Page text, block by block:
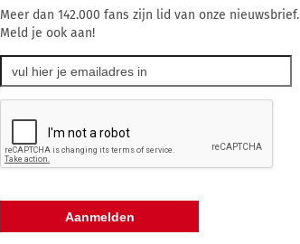
Meer dan 142.000 fans zijn lid van onze nieuwsbrief.
Meld je ook aan!